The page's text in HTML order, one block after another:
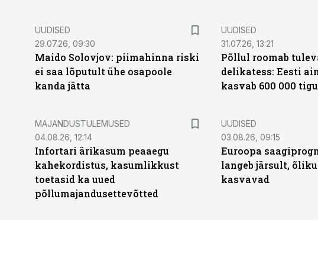
UUDISED
29.07.26, 09:30
Maido Solovjov: piimahinna riski
ei saa lõputult ühe osapoole
kanda jätta
UUDISED
31.07.26, 13:21
Põllul roomab
delikatess: Eesti
kasvab 600 000 tigu
MAJANDUSTULEMUSED
04.08.26, 12:14
Infortari ärikasum peaaegu
kahekordistus, kasumlikkust
toetasid ka uued
põllumajandusettevõtted
UUDISED
03.08.26, 09:15
Euroopa
langeb järsult,
kasvavad